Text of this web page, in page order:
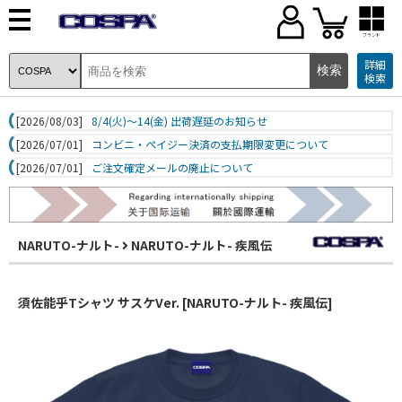
ブランド
詳細
検索
[2026/08/03]
8/4(火)～14(金) 出荷遅延のお知らせ
[2026/07/01]
コンビニ・ペイジー決済の支払期限変更について
[2026/07/01]
ご注文確定メールの廃止について
NARUTO-ナルト- NARUTO-ナルト- 疾風伝
須佐能乎Tシャツ サスケVer. [NARUTO-ナルト- 疾風伝]